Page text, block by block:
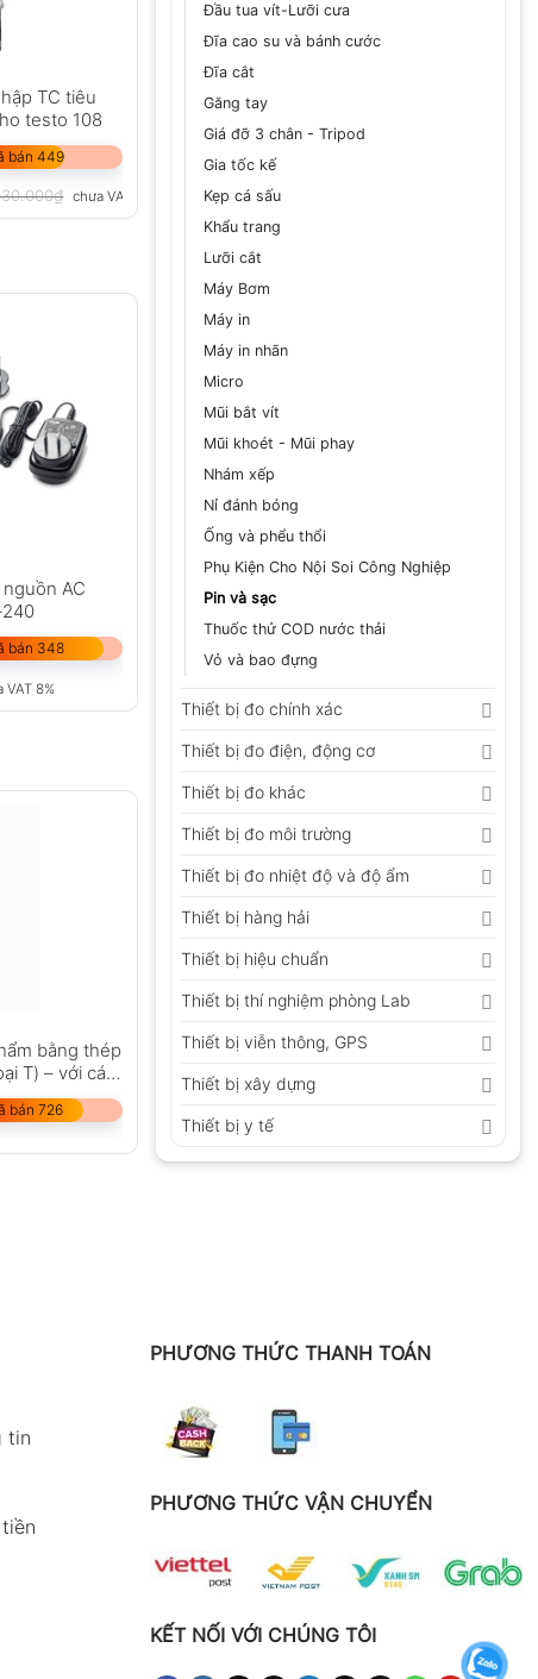
Đầu tua vít-Lưỡi cưa
Đĩa cao su và bánh cước
Đĩa cắt
Găng tay
Giá đỡ 3 chân - Tripod
Gia tốc kế
Kẹp cá sấu
Khẩu trang
Lưỡi cắt
Máy Bơm
Máy in
Máy in nhãn
Micro
Mũi bắt vít
Mũi khoét - Mũi phay
Nhám xếp
Nỉ đánh bóng
Ống và phểu thổi
Phụ Kiện Cho Nội Soi Công Nghiệp
Pin và sạc
Thuốc thử COD nước thải
Vỏ và bao đựng
Thiết bị đo chính xác
Thiết bị đo điện, động cơ
Thiết bị đo khác
Thiết bị đo môi trường
Thiết bị đo nhiệt độ và độ ẩm
Thiết bị hàng hải
Thiết bị hiệu chuẩn
Thiết bị thí nghiệm phòng Lab
Thiết bị viễn thông, GPS
Thiết bị xây dựng
Thiết bị y tế
TC tiêu
testo 108
bán 449
₫ chưa VAT 8%
AC
bán 348
VAT 8%
bằng thép
T) – với cáp
bán 726
tin
PHƯƠNG THỨC THANH TOÁN
PHƯƠNG THỨC VẬN CHUYỂN
KẾT NỐI VỚI CHÚNG TÔI